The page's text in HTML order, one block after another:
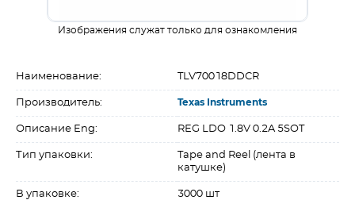
Изображения служат только для ознакомления
Наименование: TLV70018DDCR
Производитель: Texas Instruments
Описание Eng: REG LDO 1.8V 0.2A 5SOT
Тип упаковки:
Tape and Reel (лента в
катушке)
В упаковке: 3000 шт